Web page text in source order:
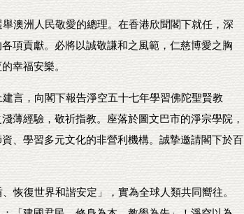
澳洲人民敬愛的總理。在香港欣聞閣下就任，深
項貢獻。必將以誠敬謙和之風範，仁慈博愛之胸
幸福安樂。
言，向閣下報告淨空五十七年學習佛陀聖賢教
薄經驗，敬祈指教。座落於圖文巴市的淨宗學院，
、學習多元文化的非營利機構。誠摯邀請閣下於百
恢復世界和諧安定」，實為全球人類共同嚮往。